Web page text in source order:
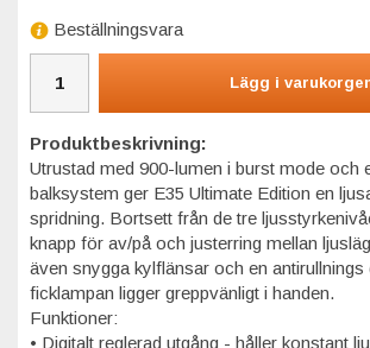
Beställningsvara
Lägg i
Produktbeskrivning:
Utrustad med 900-lumen i burst mode och
balksystem ger E35 Ultimate Edition en
spridning. Bortsett från de tre
knapp för av/på och justerring mellan
även snygga kylflänsar och en antirullnings
ficklampan ligger greppvänligt i handen.
Funktioner:
• Digitalt reglerad utgång - håller konstant